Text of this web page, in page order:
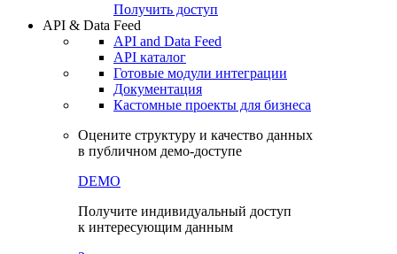
Получить доступ
API & Data Feed
API and Data Feed
API каталог
Готовые модули интеграции
Документация
Кастомные проекты для бизнеса
Оцените структуру и качество данных
в публичном демо-доступе
DEMO
Получите индивидуальный доступ
к интересующим данным